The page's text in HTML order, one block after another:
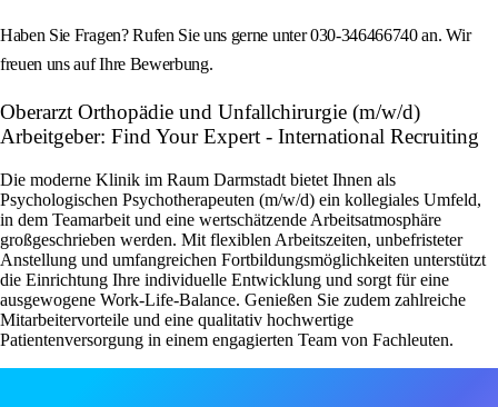
Haben Sie Fragen? Rufen Sie uns gerne unter 030-346466740 an. Wir
freuen uns auf Ihre Bewerbung.
Oberarzt Orthopädie und Unfallchirurgie (m/w/d)
Arbeitgeber: Find Your Expert - International Recruiting
Die moderne Klinik im Raum Darmstadt bietet Ihnen als
Psychologischen Psychotherapeuten (m/w/d) ein kollegiales Umfeld,
in dem Teamarbeit und eine wertschätzende Arbeitsatmosphäre
großgeschrieben werden. Mit flexiblen Arbeitszeiten, unbefristeter
Anstellung und umfangreichen Fortbildungsmöglichkeiten unterstützt
die Einrichtung Ihre individuelle Entwicklung und sorgt für eine
ausgewogene Work-Life-Balance. Genießen Sie zudem zahlreiche
Mitarbeitervorteile und eine qualitativ hochwertige
Patientenversorgung in einem engagierten Team von Fachleuten.